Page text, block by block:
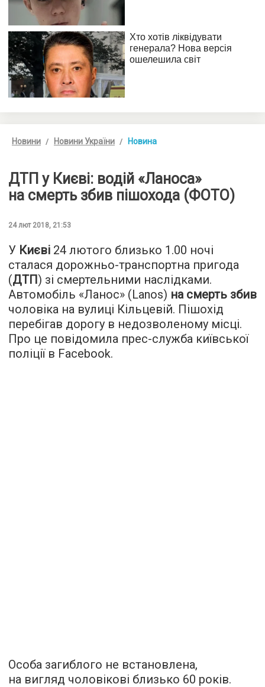
Новини Новини України Новина
ДТП у Києві: водій «Ланоса»
на смерть збив пішохода (ФОТО)
24 лют 2018, 21:53
У Києві 24 лютого близько 1.00 ночі
сталася дорожньо-транспортна пригода
(ДТП) зі смертельними наслідками.
Автомобіль «Ланос» (Lanos) на смерть збив
чоловіка на вулиці Кільцевій. Пішохід
перебігав дорогу в недозволеному місці.
Про це повідомила прес-служба київської
поліції в Facebook.
Особа загиблого не встановлена,
на вигляд чоловікові близько 60 років.